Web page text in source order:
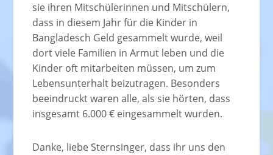
sie ihren Mitschülerinnen und Mitschülern,
dass in diesem Jahr für die Kinder in
Bangladesch Geld gesammelt wurde, weil
dort viele Familien in Armut leben und die
Kinder oft mitarbeiten müssen, um zum
Lebensunterhalt beizutragen. Besonders
beeindruckt waren alle, als sie hörten, dass
insgesamt 6.000 € eingesammelt wurden.
Danke, liebe Sternsinger, dass ihr uns den